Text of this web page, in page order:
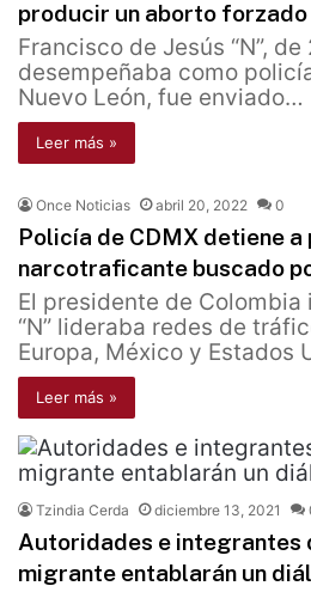
producir un aborto forzado
Francisco de Jesús “N”,
desempeñaba como
Nuevo León, fue enviado…
Leer más »
Once Noticias abril 20, 2022 0
Policía de CDMX detiene a
narcotraficante buscado
El presidente de Colombia
“N” lideraba redes de
Europa, México y Estados
Leer más »
Tzindia Cerda diciembre 13, 2021
Autoridades e integrantes
migrante entablarán un